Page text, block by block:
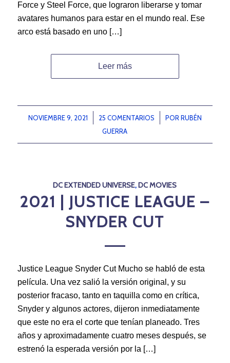
Force y Steel Force, que lograron liberarse y tomar
avatares humanos para estar en el mundo real. Ese
arco está basado en uno […]
Leer más
NOVIEMBRE 9, 2021
/ 25 COMENTARIOS
/ PORRUBÉN
GUERRA
DC EXTENDED UNIVERSE, DC MOVIES
2021 | JUSTICE LEAGUE –
SNYDER CUT
Justice League Snyder Cut Mucho se habló de esta
película. Una vez salió la versión original, y su
posterior fracaso, tanto en taquilla como en crítica,
Snyder y algunos actores, dijeron inmediatamente
que este no era el corte que tenían planeado. Tres
años y aproximadamente cuatro meses después, se
estrenó la esperada versión por la […]